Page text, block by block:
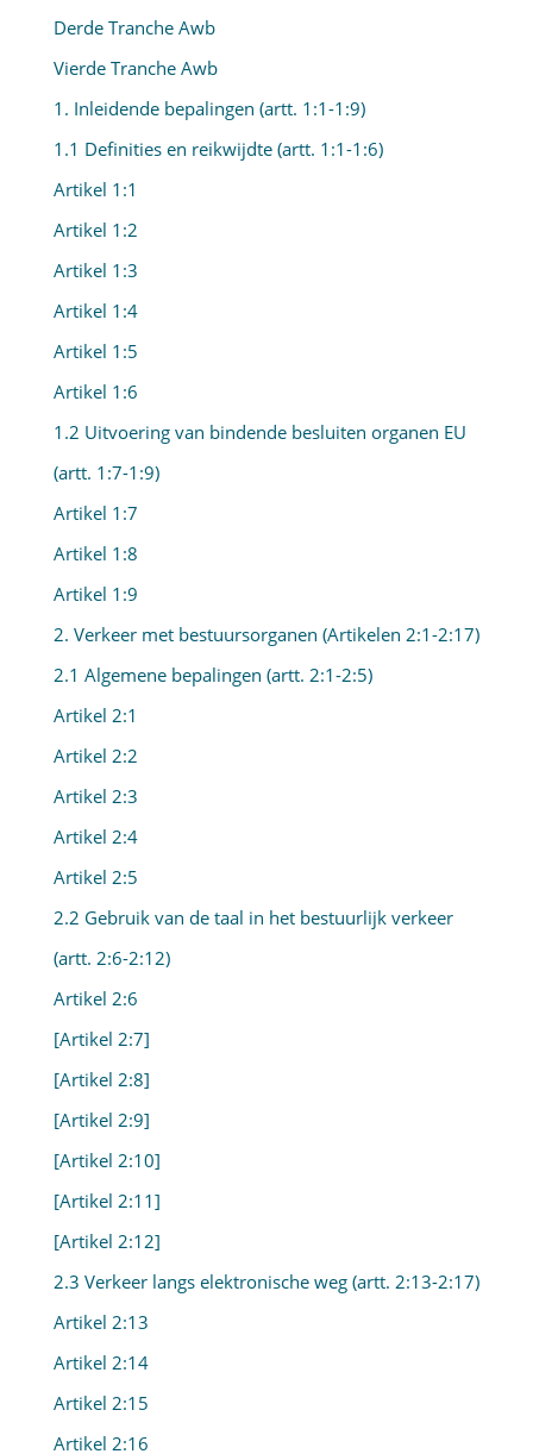
Derde Tranche Awb
Vierde Tranche Awb
1. Inleidende bepalingen (artt. 1:1-1:9)
1.1 Definities en reikwijdte (artt. 1:1-1:6)
Artikel 1:1
Artikel 1:2
Artikel 1:3
Artikel 1:4
Artikel 1:5
Artikel 1:6
1.2 Uitvoering van bindende besluiten organen EU
(artt. 1:7-1:9)
Artikel 1:7
Artikel 1:8
Artikel 1:9
2. Verkeer met bestuursorganen (Artikelen 2:1-2:17)
2.1 Algemene bepalingen (artt. 2:1-2:5)
Artikel 2:1
Artikel 2:2
Artikel 2:3
Artikel 2:4
Artikel 2:5
2.2 Gebruik van de taal in het bestuurlijk verkeer
(artt. 2:6-2:12)
Artikel 2:6
[Artikel 2:7]
[Artikel 2:8]
[Artikel 2:9]
[Artikel 2:10]
[Artikel 2:11]
[Artikel 2:12]
2.3 Verkeer langs elektronische weg (artt. 2:13-2:17)
Artikel 2:13
Artikel 2:14
Artikel 2:15
Artikel 2:16